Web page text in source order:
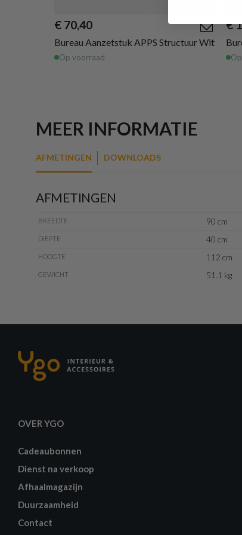
€ 70,40
Bureau Aanzetstuk APPS Structuur Wit
Op voorraad
€
MEER INFORMATIE
AFMETINGEN DOWNLOADS
AFMETINGEN
BREEDTE 90 cm
DIEPTE 40 cm
HOOGTE 112 cm
GEWICHT 51.1 kg
OVER YGO
Cadeaubonnen
Dienst na verkoop
Afhaalmagazijn
Duurzaamheid
Contact